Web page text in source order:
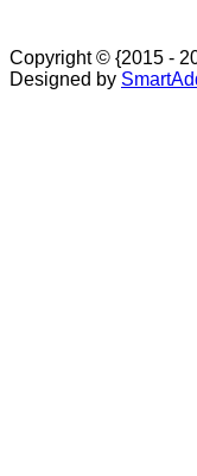
Copyright © {2015 -
Designed by